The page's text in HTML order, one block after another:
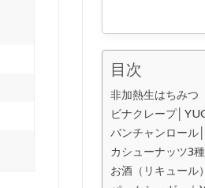
目次
非加熱生はちみつ
ビナクレープ
バンチャンロール
カシューナッツ3
お酒（リキュール